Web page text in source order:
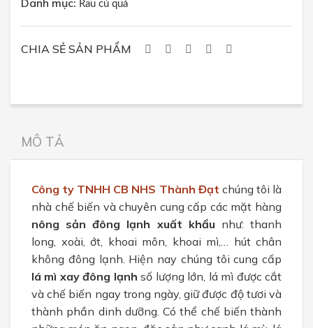
Danh mục: Rau củ quả
CHIA SẺ SẢN PHẨM
MÔ TẢ
Công ty TNHH CB NHS Thành Đạt chúng tôi là
nhà chế biến và chuyên cung cấp các mặt hàng
nông sản đông lạnh xuất khẩu như: thanh
long, xoài, ớt, khoai môn, khoai mì,… hút chân
không đông lạnh. Hiện nay chúng tôi cung cấp
lá mì xay đông lạnh số lượng lớn, lá mì được cắt
và chế biến ngay trong ngày, giữ được độ tươi và
thành phần dinh dưỡng. Có thể chế biến thành